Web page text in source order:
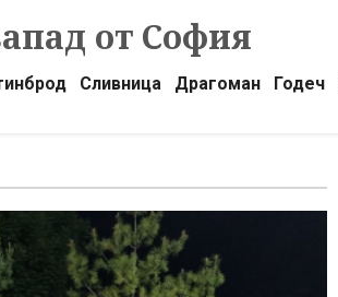
от София
Сливница Драгоман Годеч